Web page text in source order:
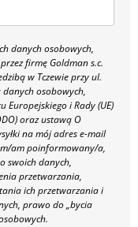
danych osobowych,
firmę Goldman s.c.
w Tczewie przy ul.
osobowych,
Europejskiego i Rady (UE)
oraz ustawą O
na mój adres e-mail
am poinformowany/a,
swoich danych,
przetwarzania,
ich przetwarzania i
prawo do „bycia